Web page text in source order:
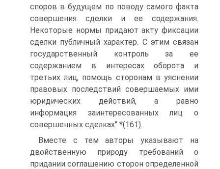
споров в будущем по поводу самого факта
совершения сделки и ее содержания.
Некоторые нормы придают акту фиксации
сделки публичный характер. С этим связан
государственный контроль за ее
содержанием в интересах оборота и
третьих лиц, помощь сторонам в уяснении
правовых последствий совершаемых ими
юридических действий, а равно
информация заинтересованных лиц о
совершенных сделках" *(161).
Вместе с тем авторы указывают на
двойственную природу требований о
придании соглашению сторон определенной